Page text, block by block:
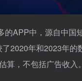
APP中，源自中国
2020年和2023年
，不包括广告收入。